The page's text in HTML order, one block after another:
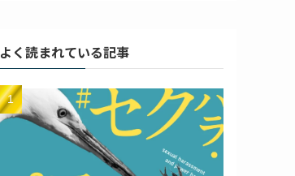
よく読まれている記事